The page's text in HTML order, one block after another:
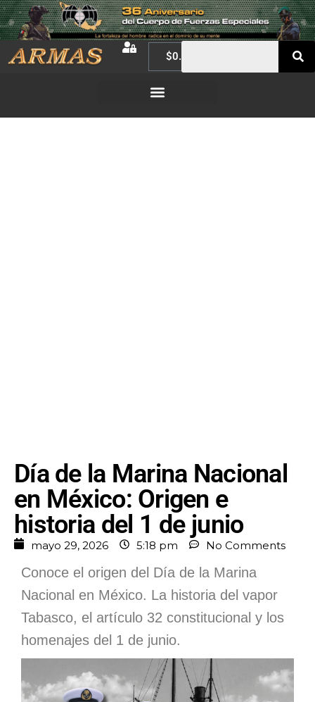
$0.00
Día de la Marina Nacional
en México: Origen e
historia del 1 de junio
mayo 29, 2026 5:18 pm No Comments
Conoce el origen del Día de la Marina
Nacional en México. La historia del vapor
Tabasco, el artículo 32 constitucional y los
homenajes del 1 de junio.